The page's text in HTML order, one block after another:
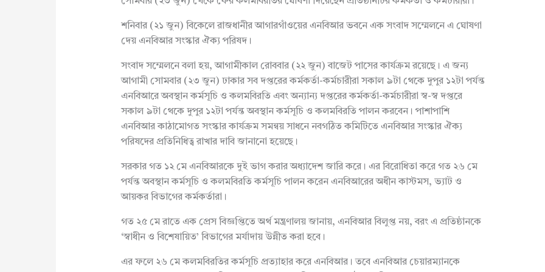
শনিবার (২১ জুন) বিকেলে রাজধানীর আগারগাঁওয়ের এনবিআর ভবনে এক সংবাদ সম্মেলনে এ ঘোষণা
দেয় এনবিআর সংস্কার ঐক্য পরিষদ।
সংবাদ সম্মেলনে বলা হয়, আগামীকাল রোববার (২২ জুন) বাজেট পাসের কার্যক্রম রয়েছে। এ জন্য
আগামী সোমবার (২৩ জুন) ঢাকার সব দপ্তরের কর্মকর্তা-কর্মচারীরা সকাল ৯টা থেকে দুপুর ১২টা পর্যন্ত
এনবিআরে অবস্থান কর্মসূচি ও কলমবিরতি এবং অন্যান্য দপ্তরের কর্মকর্তা-কর্মচারীরা স্ব-স্ব দপ্তরে
সকাল ৯টা থেকে দুপুর ১২টা পর্যন্ত অবস্থান কর্মসূচি ও কলমবিরতি পালন করবেন। পাশাপাশি
এনবিআর কাঠামোগত সংস্কার কার্যক্রম সমন্বয় সাধনে নবগঠিত কমিটিতে এনবিআর সংস্কার ঐক্য
পরিষদের প্রতিনিধিত্ব রাখার দাবি জানানো হয়েছে।
সরকার গত ১২ মে এনবিআরকে দুই ভাগ করার অধ্যাদেশ জারি করে। এর বিরোধিতা করে গত ২৬ মে
পর্যন্ত অবস্থান কর্মসূচি ও কলমবিরতি কর্মসূচি পালন করেন এনবিআরের অধীন কাস্টমস, ভ্যাট ও
আয়কর বিভাগের কর্মকর্তারা।
গত ২৫ মে রাতে এক প্রেস বিজ্ঞপ্তিতে অর্থ মন্ত্রণালয় জানায়, এনবিআর বিলুপ্ত নয়, বরং এ প্রতিষ্ঠানকে
‘স্বাধীন ও বিশেষায়িত’ বিভাগের মর্যাদায় উন্নীত করা হবে।
এর ফলে ২৬ মে কলমবিরতির কর্মসূচি প্রত্যাহার করে এনবিআর। তবে এনবিআর চেয়ারম্যানকে